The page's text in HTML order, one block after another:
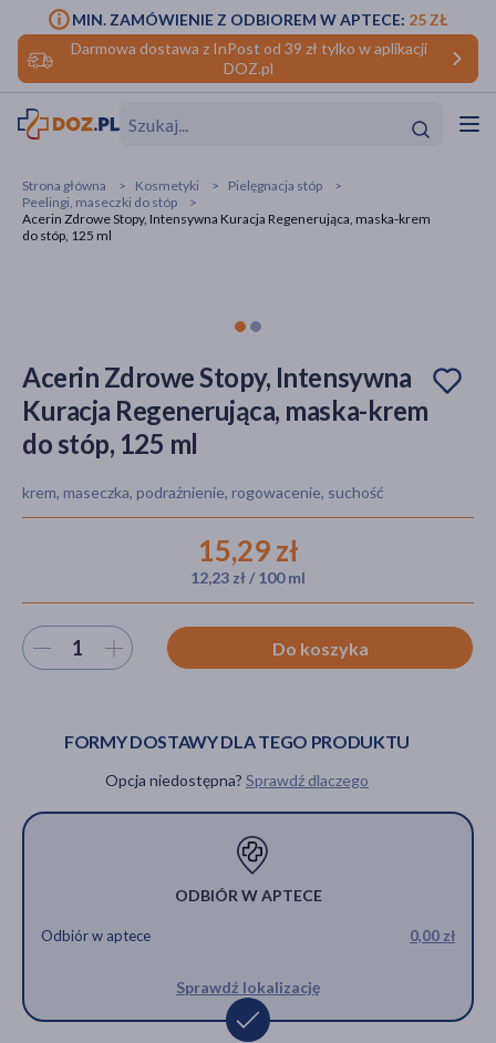
Darmowa dostawa z InPost od 39 zł tylko w aplikacji
DOZ.pl
MIN. ZAMÓWIENIE Z ODBIOREM W APTECE: 25 ZŁ
Strona główna Kosmetyki
Pielęgnacja stóp
Peelingi, maseczki do stóp
Acerin Zdrowe Stopy, Intensywna Kuracja Regenerująca, maska-krem
do stóp, 125 ml
Acerin Zdrowe Stopy, Intensywna
Kuracja Regenerująca, maska-krem
do stóp, 125 ml
krem, maseczka, podrażnienie, rogowacenie, suchość
15,29 zł
12,23 zł / 100 ml
Wybierz ilość Do koszyka
FORMY DOSTAWY DLA TEGO PRODUKTU
Opcja niedostępna? Sprawdź dlaczego
ODBIÓR W APTECE
Odbiór w aptece 0,00 zł
Sprawdź lokalizację